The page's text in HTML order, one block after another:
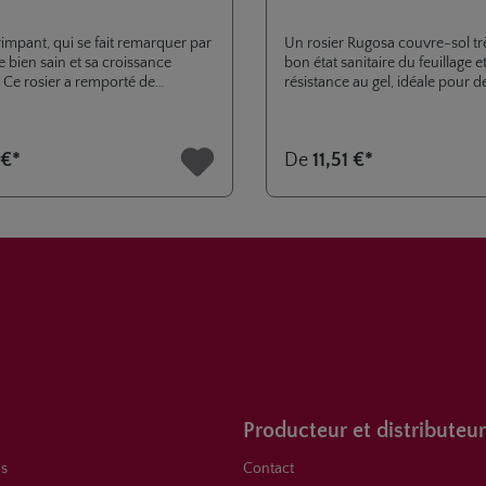
qui se fait remarquer par
bien sain et sa croissance
rosier a remporté de
vert et le zeste de citron
citronnelle fraîchement
avec son arôme exquis de
dégagent une
parfum de fleurs
Un rosier Rugosa couvre-sol
bon état sanitaire du feuillage
résistance au gel, idéale pour
De 11,51 €*
Producteur et distributeur
Contact